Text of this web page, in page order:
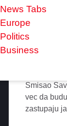
News Tabs
Europe
Politics
Business
U istom
Radovic u
predvida
Smisao
vec da
zastupaju